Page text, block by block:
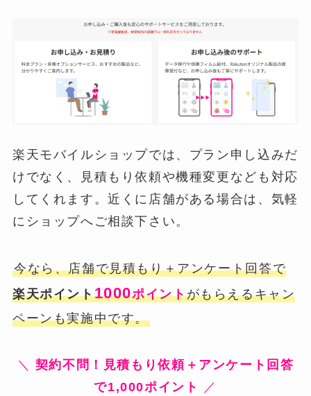
楽天モバイルショップでは、プラン申し込みだ
けでなく、見積もり依頼や機種変更なども対応
してくれます。近くに店舗がある場合は、気軽
にショップへご相談下さい。
今なら、店舗で見積もり＋アンケート回答で
楽天ポイント1000ポイントがもらえるキャン
ペーンも実施中です。
＼ 契約不問！見積もり依頼＋アンケート回答
で1,000ポイント
／